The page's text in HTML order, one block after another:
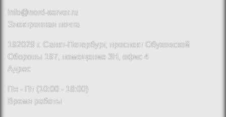
info@nord-server.ru
Электронная почта
192029 г. Санкт-Петербург, проспект Обуховской
Обороны 197, помещение 3Н, офис 4
Адрес
Пн - Пт (10:00 - 18:00)
Время работы